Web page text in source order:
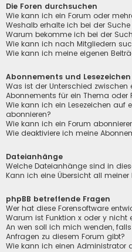
Die Foren durchsuchen
Wie kann ich ein Forum oder
Weshalb erhalte ich bei der Suche
Warum bekomme ich bei der
Wie kann ich nach Mitgliedern
Wie kann ich meine eigenen
Abonnements und Lesezeichen
Was ist der Unterschied zwischen
Abonnements für ein Thema oder
Wie kann ich ein Lesezeichen auf
abonnieren?
Wie kann ich ein Forum
Wie deaktiviere ich meine
Dateianhänge
Welche Dateianhänge sind in
Kann ich eine Übersicht all
phpBB betreffende Fragen
Wer hat diese Forensoftware
Warum ist Funktion x oder y nicht
An wen soll ich mich wenden,
Anfragen zu diesem Forum gibt?
Wie kann ich einen Administrator